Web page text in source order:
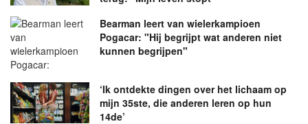
Bearman leert van wielerkampioen
Pogacar: "Hij begrijpt wat anderen niet
kunnen begrijpen"
‘Ik ontdekte dingen over het lichaam op
mijn 35ste, die anderen leren op hun
14de’